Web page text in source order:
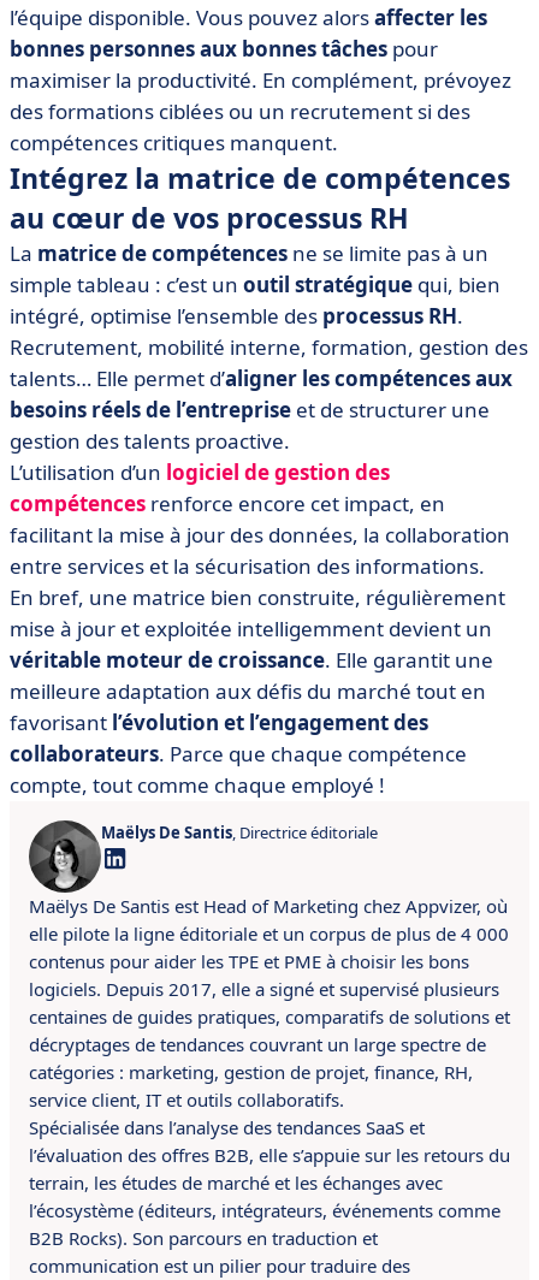
l’équipe disponible. Vous pouvez alorsaffecter les
bonnes personnes aux bonnes tâches pour
maximiser la productivité. En complément, prévoyez
des formations ciblées ou un recrutement si des
compétences critiques manquent.
Intégrez la matrice de compétences
au cœur de vos processus RH
La matrice de compétences ne se limite pas à un
simple tableau : c’est un outil stratégique qui, bien
intégré, optimise l’ensemble des processus RH.
Recrutement, mobilité interne, formation, gestion des
talents… Elle permet d’aligner les compétences aux
besoins réels de l’entreprise et de structurer une
gestion des talents proactive.
L’utilisation d’un logiciel de gestion des
compétences renforce encore cet impact, en
facilitant la mise à jour des données, la collaboration
entre services et la sécurisation des informations.
En bref, une matrice bien construite, régulièrement
mise à jour et exploitée intelligemment devient un
véritable moteur de croissance. Elle garantit une
meilleure adaptation aux défis du marché tout en
favorisant l’évolution et l’engagement des
collaborateurs. Parce que chaque compétence
compte, tout comme chaque employé !
Maëlys De Santis, Directrice éditoriale
Maëlys De Santis est Head of Marketing chez Appvizer, où
elle pilote la ligne éditoriale et un corpus de plus de 4 000
contenus pour aider les TPE et PME à choisir les bons
logiciels. Depuis 2017, elle a signé et supervisé plusieurs
centaines de guides pratiques, comparatifs de solutions et
décryptages de tendances couvrant un large spectre de
catégories : marketing, gestion de projet, finance, RH,
service client, IT et outils collaboratifs.
Spécialisée dans l’analyse des tendances SaaS et
l’évaluation des offres B2B, elle s’appuie sur les retours du
terrain, les études de marché et les échanges avec
l’écosystème (éditeurs, intégrateurs, événements comme
B2B Rocks). Son parcours en traduction et
communication est un pilier pour traduire des